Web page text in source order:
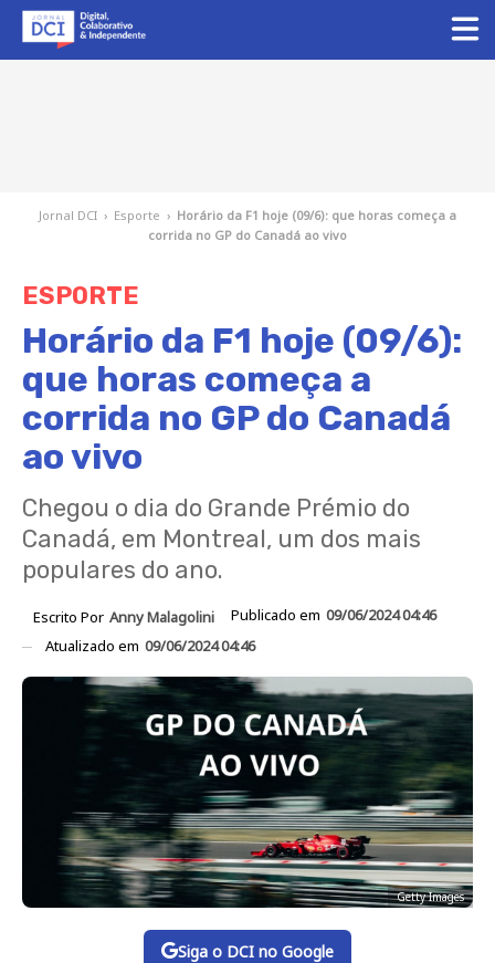
Jornal DCI › Esporte › Horário da F1 hoje (09/6): que horas começa a
corrida no GP do Canadá ao vivo
ESPORTE
Horário da F1 hoje (09/6):
que horas começa a
corrida no GP do Canadá
ao vivo
Chegou o dia do Grande Prémio do
Canadá, em Montreal, um dos mais
populares do ano.
Escrito Por Anny Malagolini Publicado em 09/06/2024 04:46
Atualizado em 09/06/2024 04:46
Getty Images
Siga o DCI no Google